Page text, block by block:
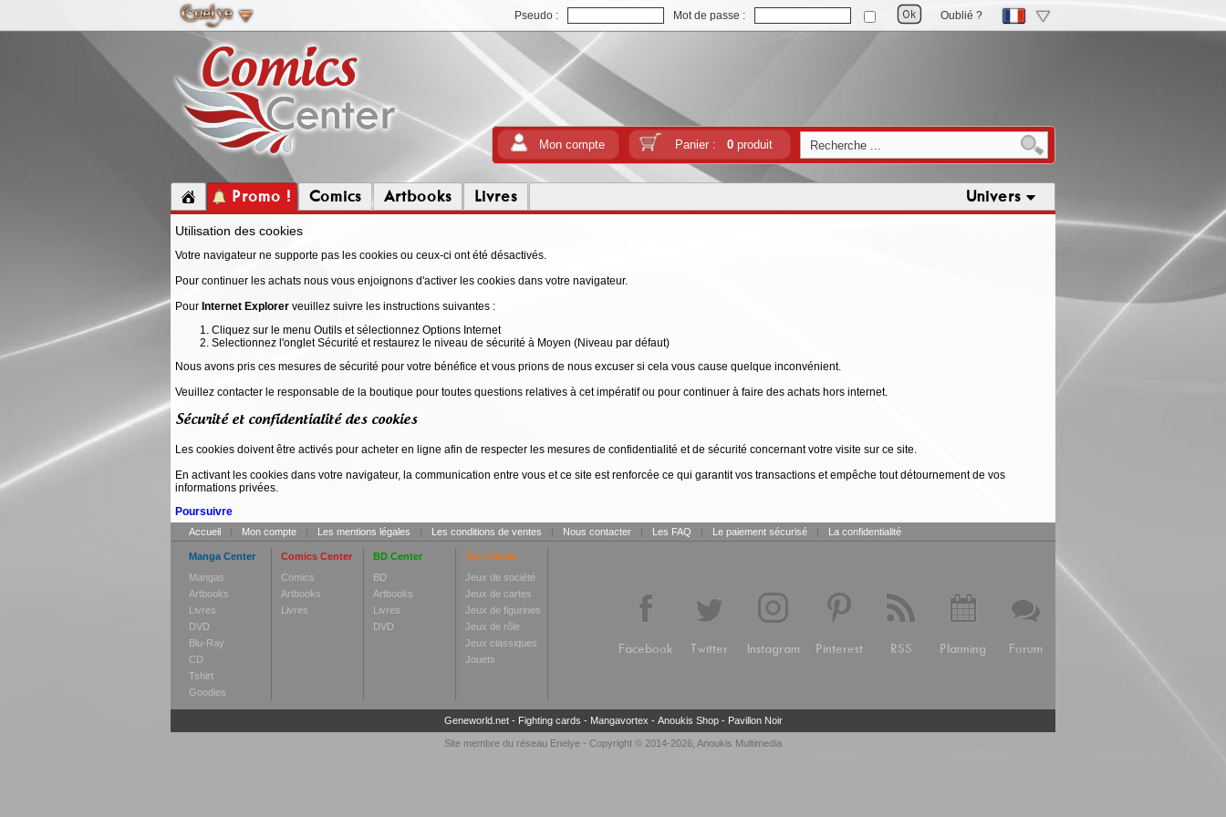
Pseudo : Mot de passe : Oublié ?
Mon compte Panier : 0produit
Promo ! Comics Artbooks Livres Univers
Utilisation des cookies
Votre navigateur ne supporte pas les cookies ou ceux-ci ont été désactivés.
Pour continuer les achats nous vous enjoignons d'activer les cookies dans votre navigateur.
Pour Internet Explorer veuillez suivre les instructions suivantes :
Cliquez sur le menu Outils et sélectionnez Options Internet
Selectionnez l'onglet Sécurité et restaurez le niveau de sécurité à Moyen (Niveau par défaut)
Nous avons pris ces mesures de sécurité pour votre bénéfice et vous prions de nous excuser si cela vous cause quelque inconvénient.
Veuillez contacter le responsable de la boutique pour toutes questions relatives à cet impératif ou pour continuer à faire des achats hors internet.
Sécurité et confidentialité des cookies
Les cookies doivent être activés pour acheter en ligne afin de respecter les mesures de confidentialité et de sécurité concernant votre visite sur ce site.
En activant les cookies dans votre navigateur, la communication entre vous et ce site est renforcée ce qui garantit vos transactions et empêche tout détournement de vos
informations privées.
Poursuivre
Accueil | Mon compte | Les mentions légales | Les conditions de ventes | Nous contacter | Les FAQ | Le paiement sécurisé | La confidentialité
Manga Center
Mangas
Artbooks
Livres
DVD
Blu-Ray
CD
Tshirt
Goodies
Comics Center
Comics
Artbooks
Livres
BD Center
BD
Artbooks
Livres
DVD
Toy Center
Jeux de société
Jeux de cartes
Jeux de figurines
Jeux de rôle
Jeux classiques
Jouets
Facebook Twitter Instagram Pinterest RSS Planning Forum
Geneworld.net- Fighting cards - Mangavortex - Anoukis Shop- Pavillon Noir
Site membre du réseau Enelye - Copyright © 2014-2026, Anoukis Multimedia